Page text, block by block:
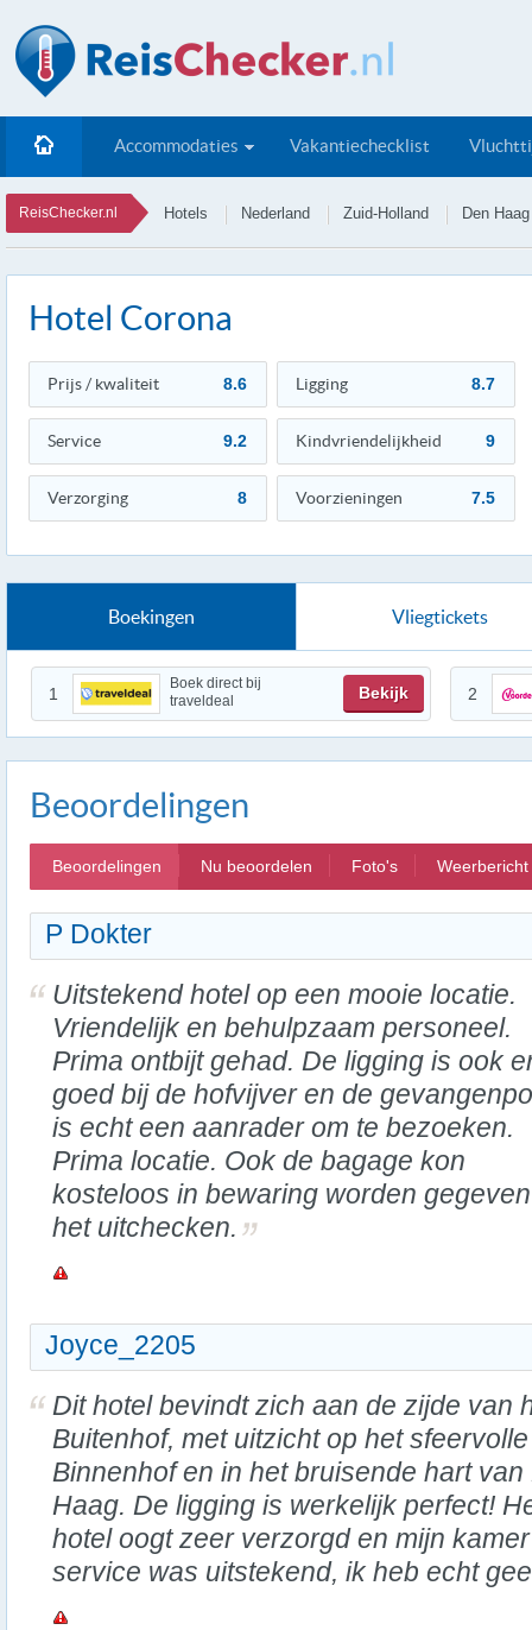
Accommodaties Vakantiechecklist
ReisChecker.nl Hotels Nederland Zuid-Holland Den Haag
Hotel Corona
Prijs / kwaliteit 8.6 Ligging 8.7
Service 9.2 Kindvriendelijkheid 9
Verzorging 8 Voorzieningen 7.5
Boekingen Vliegtickets
1
Boek direct bij
traveldeal
Bekijk 2
Beoordelingen
Beoordelingen Nu beoordelen Foto's Weerbericht
P Dokter
Uitstekend hotel op een mooie locatie.
Vriendelijk en behulpzaam personeel.
Prima ontbijt gehad. De ligging is ook
goed bij de hofvijver en de
is echt een aanrader om te bezoeken.
Prima locatie. Ook de bagage kon
kosteloos in bewaring worden
het uitchecken.
Joyce_2205
Dit hotel bevindt zich aan de zijde van
Buitenhof, met uitzicht op het sfeervolle
Binnenhof en in het bruisende hart van
Haag. De ligging is werkelijk perfect!
hotel oogt zeer verzorgd en mijn
service was uitstekend, ik heb echt